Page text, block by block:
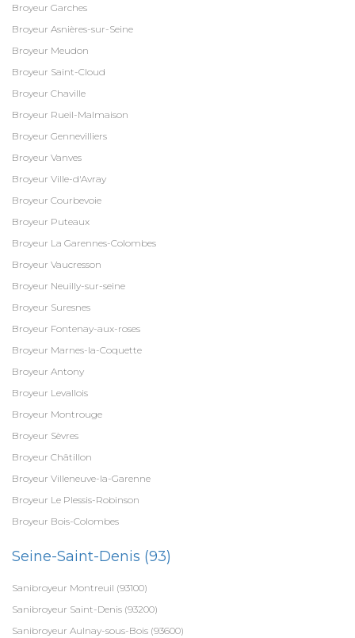
Broyeur Garches
Broyeur Asnières-sur-Seine
Broyeur Meudon
Broyeur Saint-Cloud
Broyeur Chaville
Broyeur Rueil-Malmaison
Broyeur Gennevilliers
Broyeur Vanves
Broyeur Ville-d'Avray
Broyeur Courbevoie
Broyeur Puteaux
Broyeur La Garennes-Colombes
Broyeur Vaucresson
Broyeur Neuilly-sur-seine
Broyeur Suresnes
Broyeur Fontenay-aux-roses
Broyeur Marnes-la-Coquette
Broyeur Antony
Broyeur Levallois
Broyeur Montrouge
Broyeur Sèvres
Broyeur Châtillon
Broyeur Villeneuve-la-Garenne
Broyeur Le Plessis-Robinson
Broyeur Bois-Colombes
Seine-Saint-Denis (93)
Sanibroyeur Montreuil (93100)
Sanibroyeur Saint-Denis (93200)
Sanibroyeur Aulnay-sous-Bois (93600)